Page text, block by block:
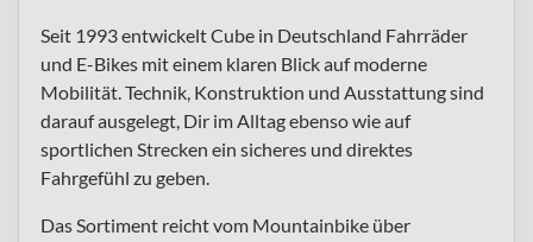
Seit 1993 entwickelt Cube in Deutschland Fahrräder
und E-Bikes mit einem klaren Blick auf moderne
Mobilität. Technik, Konstruktion und Ausstattung sind
darauf ausgelegt, Dir im Alltag ebenso wie auf
sportlichen Strecken ein sicheres und direktes
Fahrgefühl zu geben.
Das Sortiment reicht vom Mountainbike über